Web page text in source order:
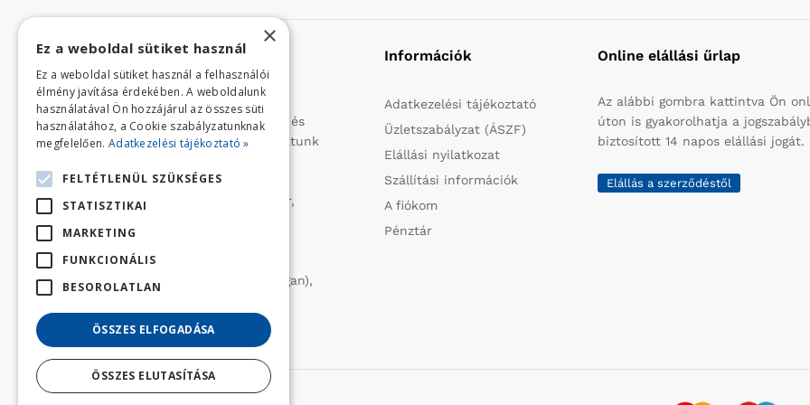
Rólunk
Profilunk a mezőgazdasági, kerti
kisgépek és egyéb iparcikkek kis- és
nagykereskedelme. 1991 óta folytatunk
Olaszországból származó
vízszivattyúkat (DAB, Tesla, Leader,
robbanómotoros fűnyírókat kerti
traktorokat (MTD, Husqvarna),
permetezőket (CIFARELLI, Dal Degan),
(LAMINOX) szállítunk be.
Információk
Adatkezelési tájékoztató
Üzletszabályzat (ÁSZF)
Elállási nyilatkozat
Szállítási információk
A fiókom
Pénztár
Online elállási űrlap
Az alábbi gombra kattintva Ön
úton is gyakorolhatja a
biztosított 14 napos elállási jogát.
Elállás a szerződéstől
×
Ez a weboldal sütiket használ
Ez a weboldal sütiket használ a felhasználói
élmény javítása érdekében. A weboldalunk
használatával Ön hozzájárul az összes süti
használatához, a Cookie szabályzatunknak
megfelelően. Adatkezelési tájékoztató »
FELTÉTLENÜL SZÜKSÉGES
STATISZTIKAI
MARKETING
FUNKCIONÁLIS
BESOROLATLAN
ÖSSZES ELFOGADÁSA
ÖSSZES ELUTASÍTÁSA